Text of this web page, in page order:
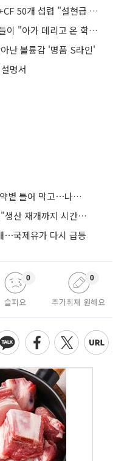
'불타는 청춘' 이연수, 청순 미모+CF 50개 섭렵 "설현급 인기"
설현, 지민·'컴컴'과 어린이날 나들이 "아가 데리고 온 학부모 같아"
난 볼륨감 '명품 S라인'
명서
초대형 자동 파라솔 수백개로 뙤약볕 틀어 막고⋯나라별 폭염 생존법
일본 강진 사망자 28명⋯TSMC "생산 재개까지 시간 필요해"
⋯국제유가 다시 급등
슬퍼요
0
추가취재 원해요
0